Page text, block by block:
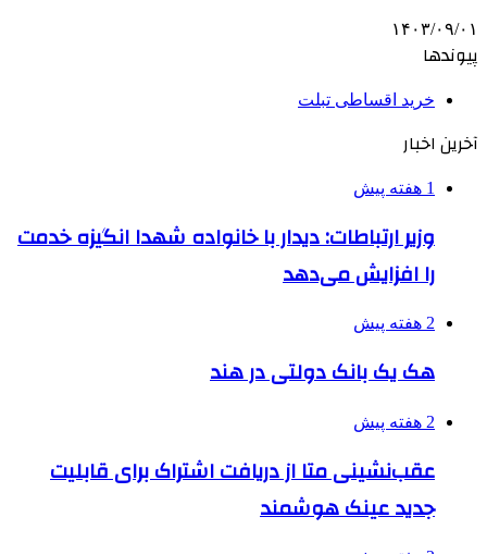
۱۴۰۳/۰۹/۰۱
پیوندها
خرید اقساطی تبلت
آخرین اخبار
1 هفته پیش
وزیر ارتباطات: دیدار با خانواده شهدا انگیزه خدمت
را افزایش می‌دهد
2 هفته پیش
هک یک بانک دولتی در هند
2 هفته پیش
عقب‌نشینی متا از دریافت اشتراک برای قابلیت
جدید عینک هوشمند